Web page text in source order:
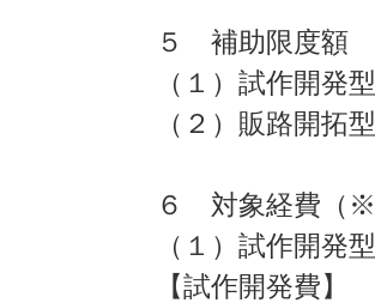
５ 補助限度額
（１）試作開発
（２）販路開拓
６ 対象経費（※
（１）試作開発型
【試作開発費】